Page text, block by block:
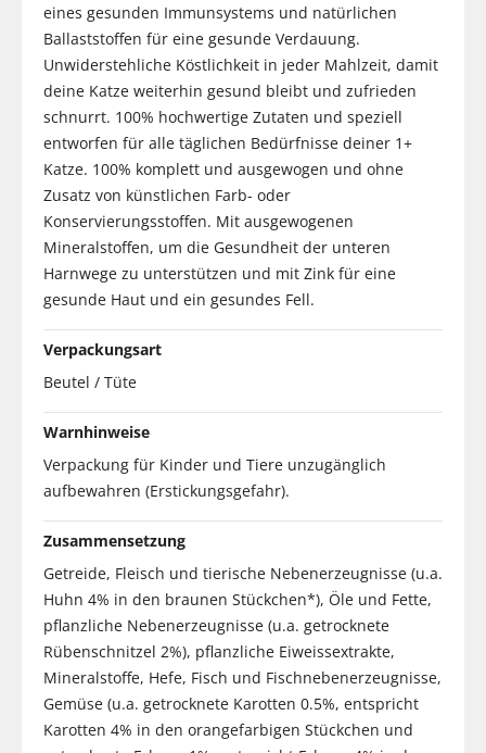
eines gesunden Immunsystems und natürlichen
Ballaststoffen für eine gesunde Verdauung.
Unwiderstehliche Köstlichkeit in jeder Mahlzeit, damit
deine Katze weiterhin gesund bleibt und zufrieden
schnurrt. 100% hochwertige Zutaten und speziell
entworfen für alle täglichen Bedürfnisse deiner 1+
Katze. 100% komplett und ausgewogen und ohne
Zusatz von künstlichen Farb- oder
Konservierungsstoffen. Mit ausgewogenen
Mineralstoffen, um die Gesundheit der unteren
Harnwege zu unterstützen und mit Zink für eine
gesunde Haut und ein gesundes Fell.
Verpackungsart
Beutel / Tüte
Warnhinweise
Verpackung für Kinder und Tiere unzugänglich
aufbewahren (Erstickungsgefahr).
Zusammensetzung
Getreide, Fleisch und tierische Nebenerzeugnisse (u.a.
Huhn 4% in den braunen Stückchen*), Öle und Fette,
pflanzliche Nebenerzeugnisse (u.a. getrocknete
Rübenschnitzel 2%), pflanzliche Eiweissextrakte,
Mineralstoffe, Hefe, Fisch und Fischnebenerzeugnisse,
Gemüse (u.a. getrocknete Karotten 0.5%, entspricht
Karotten 4% in den orangefarbigen Stückchen und